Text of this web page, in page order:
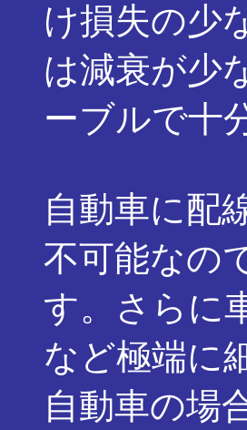
け損失の少
は減衰が少
ーブルで十
自動車に配
不可能なの
す。さらに
など極端に
自動車の場